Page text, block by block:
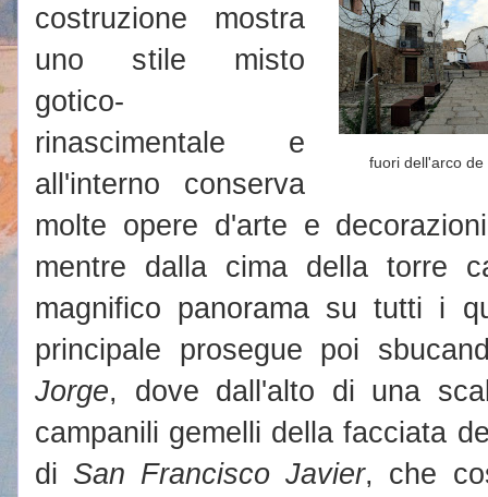
fuori dell'arco de
costruzione mostra
uno stile misto
gotico-
rinascimentale e
all'interno conserva
molte opere d'arte e
mentre dalla cima della torre
magnifico panorama su tutti i
principale prosegue poi
Jorge, dove dall'alto di una
campanili gemelli della facciata
di San Francisco Javier, che